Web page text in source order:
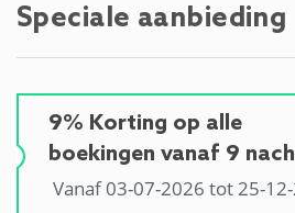
Speciale aanbieding
9% Korting op alle
boekingen vanaf 9
Vanaf 03-07-2026 tot 25-